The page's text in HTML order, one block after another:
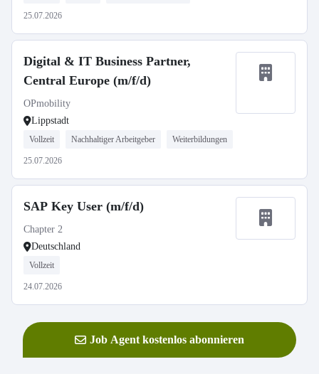
25.07.2026
Digital & IT Business Partner,
Central Europe (m/f/d)
OPmobility
Lippstadt
Vollzeit Nachhaltiger Arbeitgeber Weiterbildungen
25.07.2026
SAP Key User (m/f/d)
Chapter 2
Deutschland
Vollzeit
24.07.2026
Job Agent kostenlos abonnieren